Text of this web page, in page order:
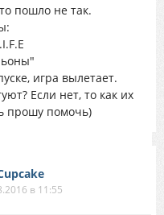
пошло не так.
игра вылетает.
Если нет, то как их
прошу помочь)
в 11:55